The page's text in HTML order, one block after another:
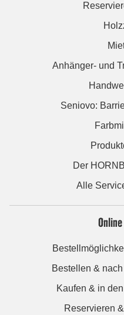
Anhänger- und
Seniovo:
Der
Alle
Bestellen &
Kaufen & in
Reservieren